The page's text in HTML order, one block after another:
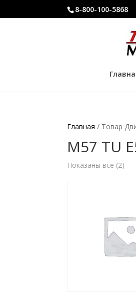
8-800-100-5868
Главная / Товар
M57 TU
Показаны все (2)